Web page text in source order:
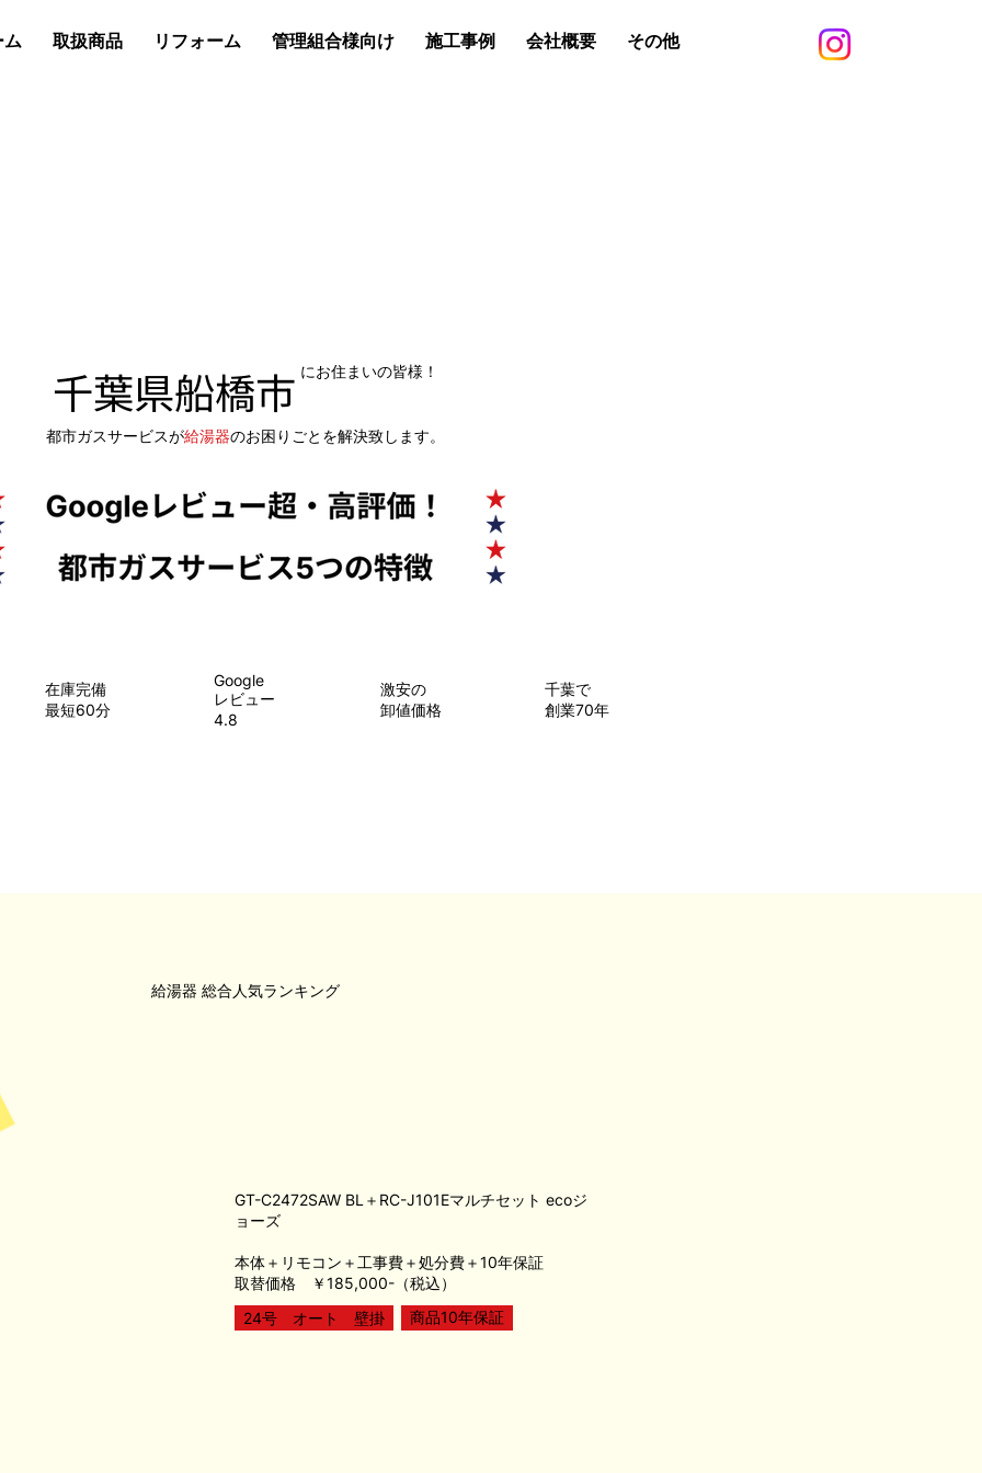
ム 取扱商品 リフォーム 管理組合様向け 施工事例 会社概要 その他
にお住まいの皆様！
千葉県船橋市
都市ガスサービスが給湯器のお困りごとを解決致します。
在庫完備
最短60分
Google
レビュー
4.8
​激安の
卸値価格
千葉で
創業70年
総合人気ランキング
給湯器
GT-C2472SAW BL＋RC-J101Eマルチセット ecoジ
ョーズ
本体＋リモコン＋工事費＋処分費＋10年保証
取替価格 ￥185,000-（税込）
24号 オート 壁掛
商品10年保証